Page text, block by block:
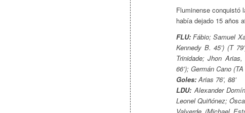
Fluminense conquistó
había dejado 15 años
FLU: Fábio; Samuel
Kennedy B. 45’) (T
Trinidade; Jhon
66’); Germán Cano (TA
Goles:Arias 76’, 88’
LDU: Alexander
Leonel Quiñónez;